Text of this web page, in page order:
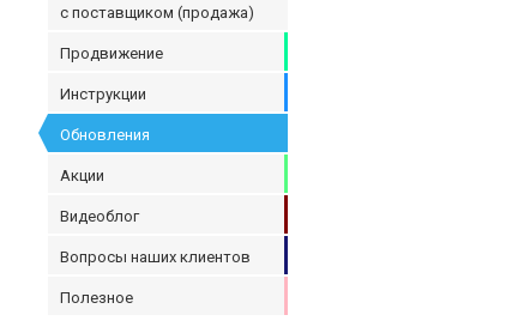
с поставщиком (продажа)
Продвижение
Инструкции
Обновления
Акции
Видеоблог
Вопросы наших клиентов
Полезное